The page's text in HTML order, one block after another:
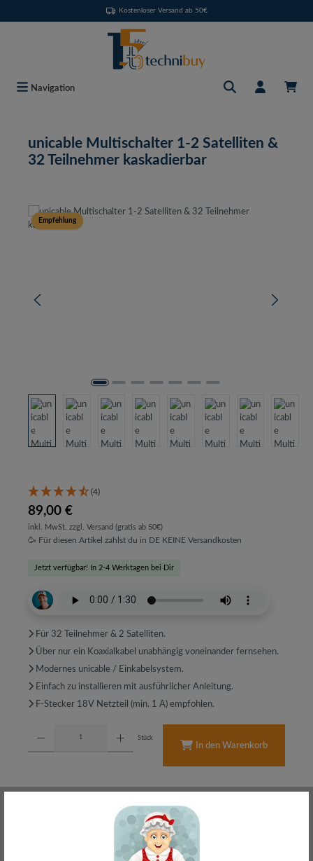
Kostenloser Versand ab 50€
Navigation
unicable Multischalter 1-2 Satelliten &
32 Teilnehmer kaskadierbar
Bildergalerie überspringen
Empfehlung
(4)
89,00 €
inkl. MwSt. zzgl. Versand (gratis ab 50€)
🥳 Für diesen Artikel zahlst du in DE KEINE Versandkosten
Jetzt verfügbar! In 2-4 Werktagen bei Dir
Für 32 Teilnehmer & 2 Satelliten.
Über nur ein Koaxialkabel unabhängig voneinander fernsehen.
Modernes unicable / Einkabelsystem.
Einfach zu installieren mit ausführlicher Anleitung.
F-Stecker 18V Netzteil (min. 1 A) empfohlen.
Stück
In den Warenkorb